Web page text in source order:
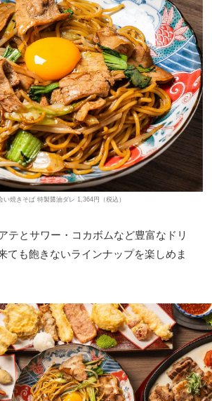
い焼きそば 特製醤油ダレ 1,364円（税込）
テとサワー・コカボムなど豊富なドリ
ても飽きないラインナップを楽しめま